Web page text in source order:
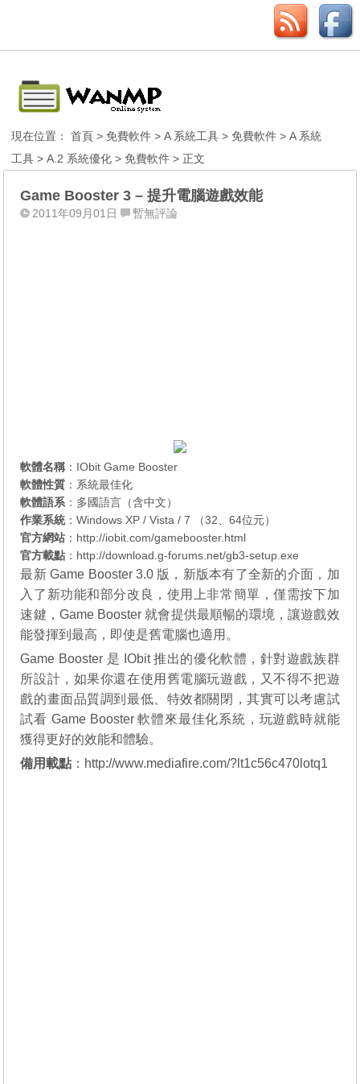
現在位置：首頁 >免費軟件 >A 系統工具 >免費軟件 >A 系統
工具 >A.2 系統優化 >免費軟件 > 正文
Game Booster 3 – 提升電腦遊戲效能
2011年09月01日 暫無評論
軟體名稱 ：IObit Game Booster
軟體性質 ：系統最佳化
軟體語系 ：多國語言（含中文）
作業系統 ：Windows XP / Vista / 7 （32、64位元）
官方網站 ： http://iobit.com/gamebooster.html
官方載點 ： http://download.g-forums.net/gb3-setup.exe
最新 Game Booster 3.0 版，新版本有了全新的介面，加
入了新功能和部分改良，使用上非常簡單，僅需按下加
速鍵，Game Booster 就會提供最順暢的環境，讓遊戲效
能發揮到最高，即使是舊電腦也適用。
Game Booster 是 IObit 推出的優化軟體，針對遊戲族群
所設計，如果你還在使用舊電腦玩遊戲，又不得不把遊
戲的畫面品質調到最低、特效都關閉，其實可以考慮試
試看 Game Booster 軟體來最佳化系統，玩遊戲時就能
獲得更好的效能和體驗。
備用載點 ： http://www.mediafire.com/?lt1c56c470lotq1